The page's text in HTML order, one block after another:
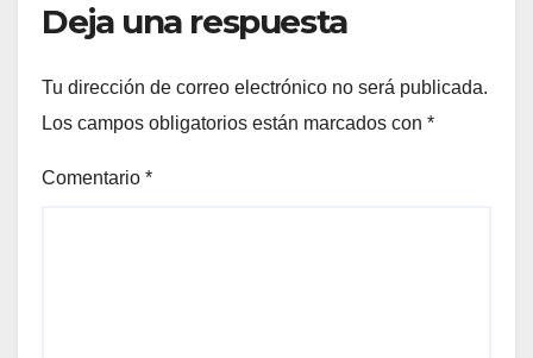
Deja una respuesta
Tu dirección de correo electrónico no será publicada.
Los campos obligatorios están marcados con *
Comentario *